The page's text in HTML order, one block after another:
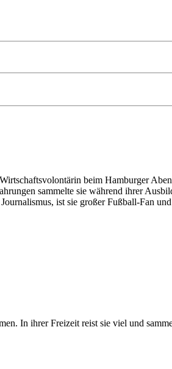
beim Hamburger
sammelte sie während ihrer
ist sie großer Fußball-Fan
In ihrer Freizeit reist sie viel und